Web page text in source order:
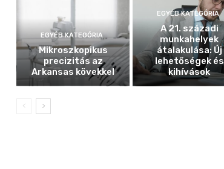
EGYÉB KATEGÓRIA
Mikroszkopikus
precizitás az
Arkansas kövekkel
EGYÉB KATEGÓRIA
A 21. századi
munkahelyek
átalakulása: Új
lehetőségek és
kihívások